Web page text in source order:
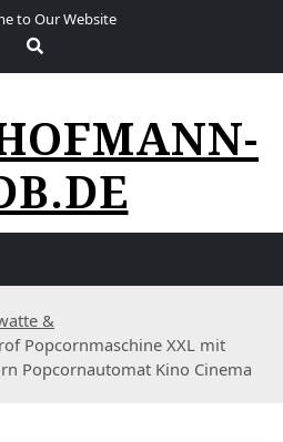
to Our Website
&
Popcornmaschine XXL mit
Popcornautomat Kino Cinema